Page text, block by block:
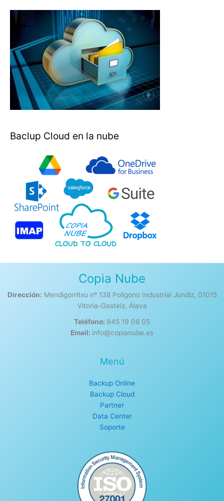
Baclup Cloud en la nube
Copia Nube
Dirección: Mendigorritxu nº 138 Polígono Industrial Jundiz, 01015
Vitoria-Gasteiz, Álava
Teléfono: 945 19 08 05
Email: info@copianube.es
Menú
Backup Online
Backup Cloud
Partner
Data Center
Soporte